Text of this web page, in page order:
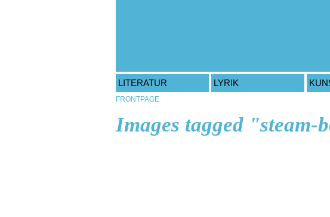
LITERATUR LYRIK
FRONTPAGE
Images tagged "steam-